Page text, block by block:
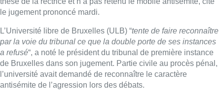
le jugement prononcé mardi.
L’Université libre de Bruxelles (ULB) “tente de faire reconnaître
par la voie du tribunal ce que la double porte de ses instances
a refusé“, a noté le président du tribunal de première instance
de Bruxelles dans son jugement. Partie civile au procès pénal,
l’université avait demandé de reconnaître le caractère
antisémite de l’agression lors des débats.